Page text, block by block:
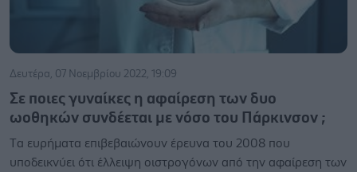
Δευτέρα, 07 Νοεμβρίου 2022, 19:09
Σε ποιες γυναίκες η αφαίρεση των δυο
ωοθηκών συνδέεται με νόσο του Πάρκινσον ;
Tα ευρήματα επιβεβαιώνουν έρευνα του 2008 που
υποδεικνύει ότι έλλειψη οιστρογόνων από την αφαίρεση των